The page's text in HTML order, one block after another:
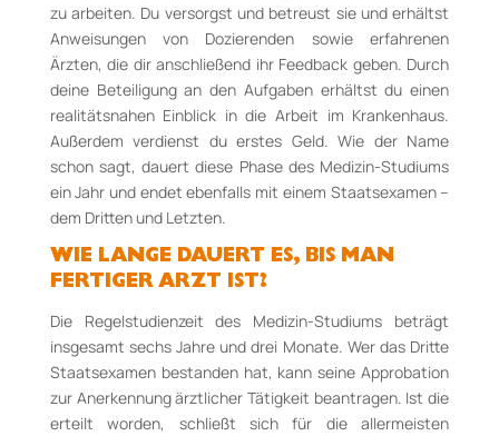
zu arbeiten. Du versorgst und betreust sie und erhältst
Anweisungen von Dozierenden sowie erfahrenen
Ärzten, die dir anschließend ihr Feedback geben. Durch
deine Beteiligung an den Aufgaben erhältst du einen
realitätsnahen Einblick in die Arbeit im Krankenhaus.
Außerdem verdienst du erstes Geld. Wie der Name
schon sagt, dauert diese Phase des Medizin-Studiums
ein Jahr und endet ebenfalls mit einem Staatsexamen –
dem Dritten und Letzten.
WIE LANGE DAUERT ES, BIS MAN
FERTIGER ARZT IST?
Die Regelstudienzeit des Medizin-Studiums beträgt
insgesamt sechs Jahre und drei Monate. Wer das Dritte
Staatsexamen bestanden hat, kann seine Approbation
zur Anerkennung ärztlicher Tätigkeit beantragen. Ist die
erteilt worden, schließt sich für die allermeisten